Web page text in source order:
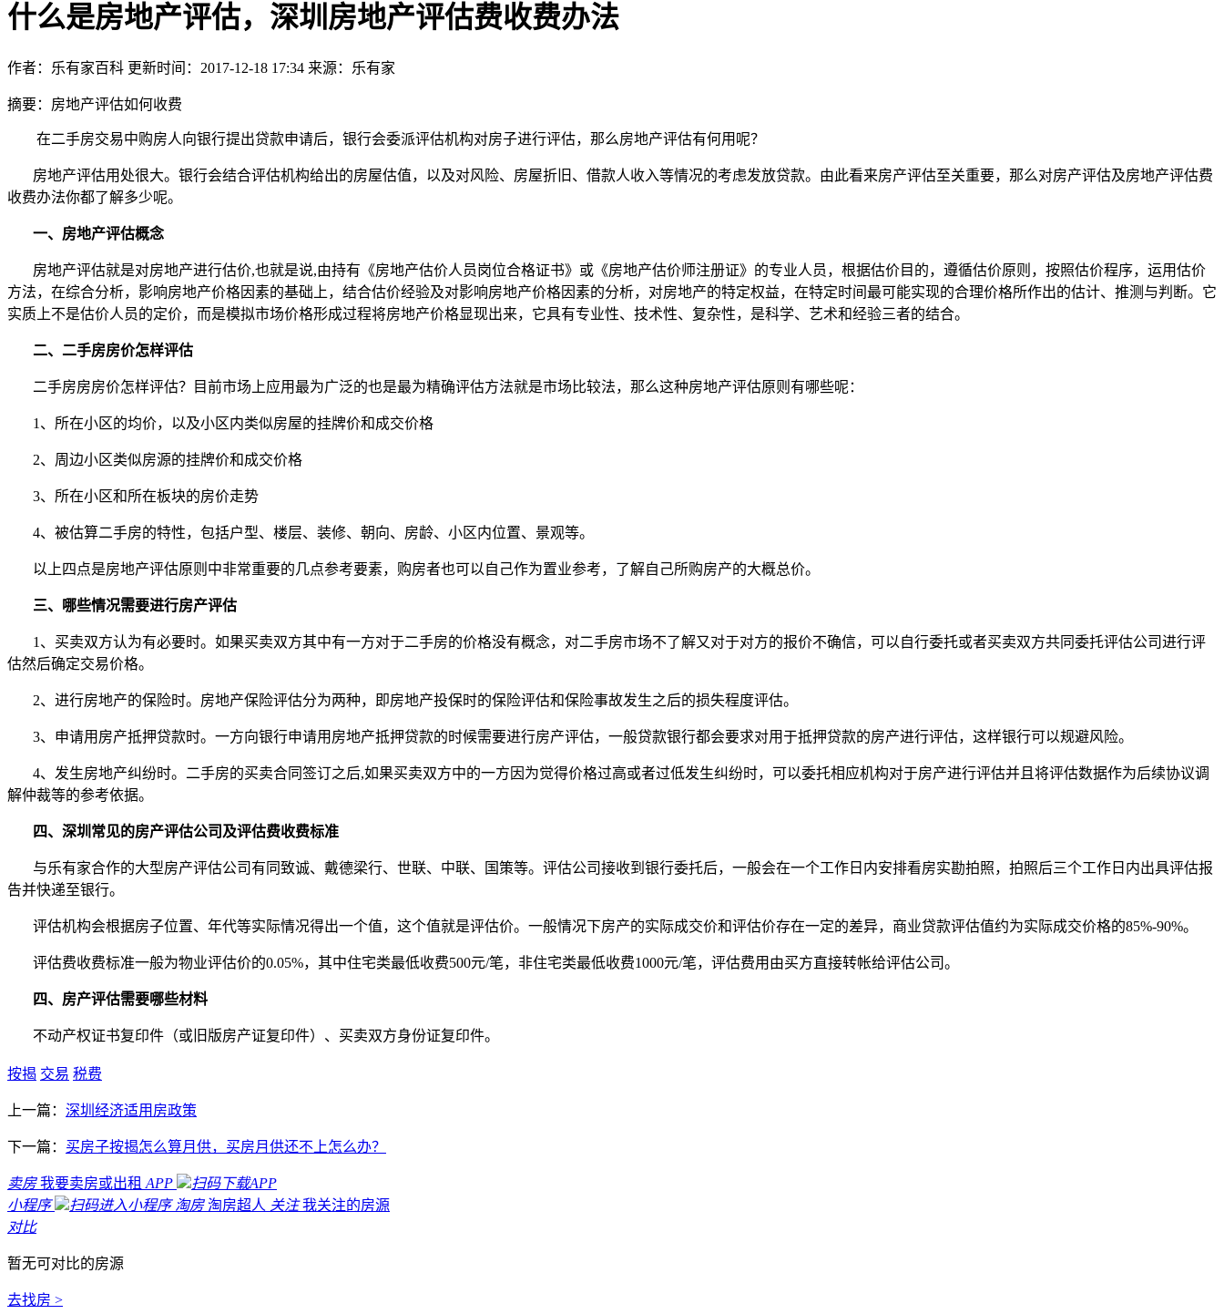
什么是房地产评估，深圳房地产评估费收费办法
作者：乐有家百科 更新时间：2017-12-18 17:34 来源：乐有家
摘要： 房地产评估如何收费
在二手房交易中购房人向银行提出贷款申请后，银行会委派评估机构对房子进行评估，那么房地产评估有何用呢？
房地产评估用处很大。银行会结合评估机构给出的房屋估值，以及对风险、房屋折旧、借款人收入等情况的考虑发放贷款。由此看来房产评估至关重要，那么对房产评估及房地产评估费
收费办法你都了解多少呢。
一、房地产评估概念
房地产评估就是对房地产进行估价,也就是说,由持有《房地产估价人员岗位合格证书》或《房地产估价师注册证》的专业人员，根据估价目的，遵循估价原则，按照估价程序，运用估价
方法，在综合分析，影响房地产价格因素的基础上，结合估价经验及对影响房地产价格因素的分析，对房地产的特定权益，在特定时间最可能实现的合理价格所作出的估计、推测与判断。它
实质上不是估价人员的定价，而是模拟市场价格形成过程将房地产价格显现出来，它具有专业性、技术性、复杂性，是科学、艺术和经验三者的结合。
二、二手房房价怎样评估
二手房房房价怎样评估？目前市场上应用最为广泛的也是最为精确评估方法就是市场比较法，那么这种房地产评估原则有哪些呢：
1 、所在小区的均价，以及小区内类似房屋的挂牌价和成交价格
2、周边小区类似房源的挂牌价和成交价格
3、所在小区和所在板块的房价走势
4、被估算二手房的特性，包括户型、楼层、装修、朝向、房龄、小区内位置、景观等。
以上四点是房地产评估原则中非常重要的几点参考要素，购房者也可以自己作为置业参考，了解自己所购房产的大概总价。
三、哪些情况需要进行房产评估
1 、买卖双方认为有必要时。如果买卖双方其中有一方对于二手房的价格没有概念，对二手房市场不了解又对于对方的报价不确信，可以自行委托或者买卖双方共同委托评估公司进行评
估然后确定交易价格。
2、进行房地产的保险时。房地产保险评估分为两种，即房地产投保时的保险评估和保险事故发生之后的损失程度评估。
3、申请用房产抵押贷款时。一方向银行申请用房地产抵押贷款的时候需要进行房产评估，一般贷款银行都会要求对用于抵押贷款的房产进行评估，这样银行可以规避风险。
4、发生房地产纠纷时。二手房的买卖合同签订之后,如果买卖双方中的一方因为觉得价格过高或者过低发生纠纷时，可以委托相应机构对于房产进行评估并且将评估数据作为后续协议调
解仲裁等的参考依据。
四、深圳常见的房产评估公司及评估费收费标准
与乐有家合作的大型房产评估公司有同致诚、戴德梁行、世联、中联、国策等。评估公司接收到银行委托后，一般会在一个工作日内安排看房实勘拍照，拍照后三个工作日内出具评估报
告并快递至银行。
评估机构会根据房子位置、年代等实际情况得出一个值，这个值就是评估价。一般情况下房产的实际成交价和评估价存在一定的差异，商业贷款评估值约为实际成交价格的85%-90%。
评估费收费标准一般为物业评估价的0.05%，其中住宅类最低收费500元/笔，非住宅类最低收费1000元/笔，评估费用由买方直接转帐给评估公司。
四、房产评估需要哪些材料
不动产权证书复印件（或旧版房产证复印件）、买卖双方身份证复印件。
按揭 交易 税费
上一篇： 深圳经济适用房政策
下一篇： 买房子按揭怎么算月供，买房月供还不上怎么办？
卖房 我要卖房或出租 APP
扫码下载APP
小程序
扫码进入小程序 淘房 淘房超人 关注 我关注的房源
对比
暂无可对比的房源
去找房 >